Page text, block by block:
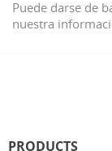
Puede darse de
nuestra
PRODUCTS